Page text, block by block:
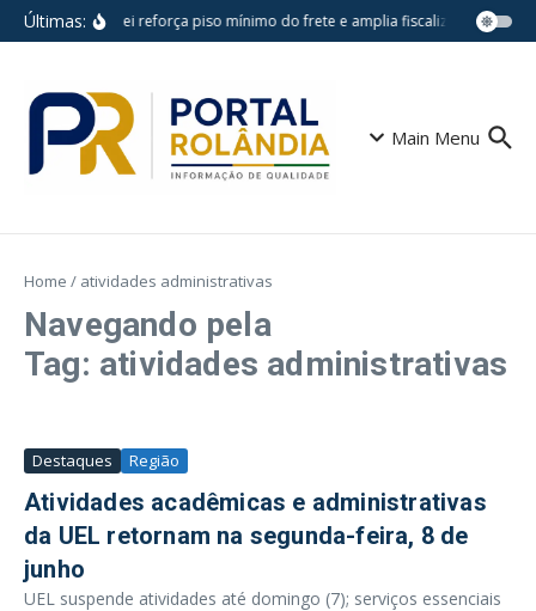
Ir para o conteúdo
Últimas:Nova lei reforça piso mínimo do frete e amplia fiscalização no
Main Menu
Home / atividades administrativas
Navegando pela
Tag: atividades administrativas
Destaques Região
Atividades acadêmicas e administrativas
da UEL retornam na segunda-feira, 8 de
junho
UEL suspende atividades até domingo (7); serviços essenciais